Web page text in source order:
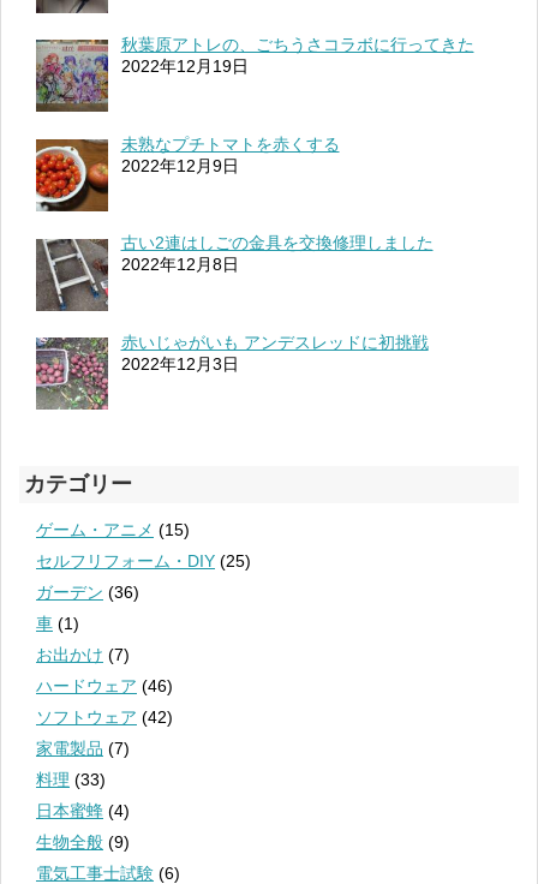
秋葉原アトレの、ごちうさコラボに行ってきた
2022年12月19日
未熟なプチトマトを赤くする
2022年12月9日
古い2連はしごの金具を交換修理しました
2022年12月8日
赤いじゃがいも アンデスレッドに初挑戦
2022年12月3日
カテゴリー
ゲーム・アニメ (15)
セルフリフォーム・DIY (25)
ガーデン (36)
車 (1)
お出かけ (7)
ハードウェア (46)
ソフトウェア (42)
家電製品 (7)
料理 (33)
日本蜜蜂 (4)
生物全般 (9)
電気工事士試験 (6)